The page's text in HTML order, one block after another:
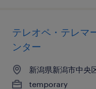
テレオペ・テレマ
ンター
新潟県新潟市中央
temporary